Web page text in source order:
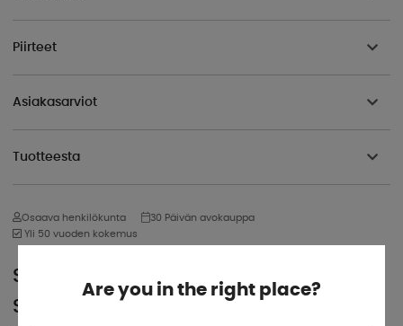
Piirteet
Asiakasarviot
Tuotteesta
Osaava henkilökunta
30 Päivän avokauppa
Yli 50 vuoden kokemus
SUOSITTU
SAMASSA
Are you in the right place?